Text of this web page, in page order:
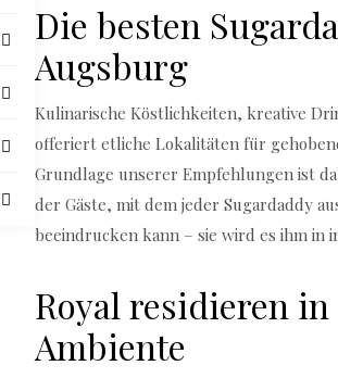
Die besten
Augsburg
Kulinarische Köstlichkeiten, kreative
offeriert etliche Lokalitäten für
Grundlage unserer Empfehlungen ist
der Gäste, mit dem jeder Sugardaddy
beeindrucken kann – sie wird es ihm in
Royal residieren
Ambiente